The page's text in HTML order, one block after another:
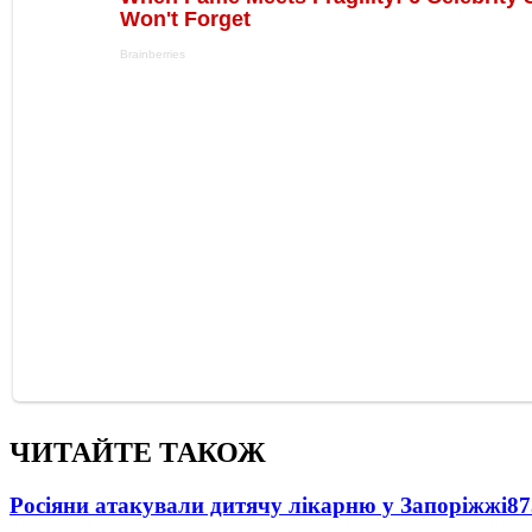
ЧИТАЙТЕ ТАКОЖ
Росіяни атакували дитячу лікарню у Запоріжжі